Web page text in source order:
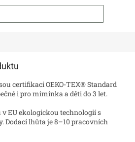
certifikaci OEKO-TEX® Standard
i pro miminka a děti do 3 let.
EU ekologickou technologií s
Dodací lhůta je 8–10 pracovních